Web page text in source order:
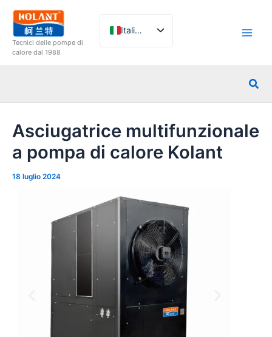
contenuto
Tecnici delle pompe di
calore dal 1988
Italiano
English
Russian
Arabic
Asciugatrice multifunzionale
a pompa di calore Kolant
18 luglio 2024